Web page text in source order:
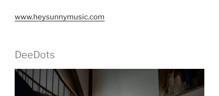
www.heysunnymusic.com
DeeDots